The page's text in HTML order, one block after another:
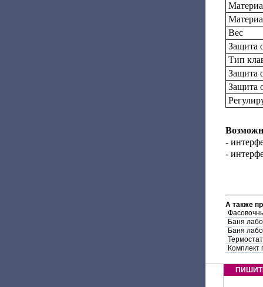
Вес
Защита
Тип
Защита
Защита
-
-
А также
Баня
Баня